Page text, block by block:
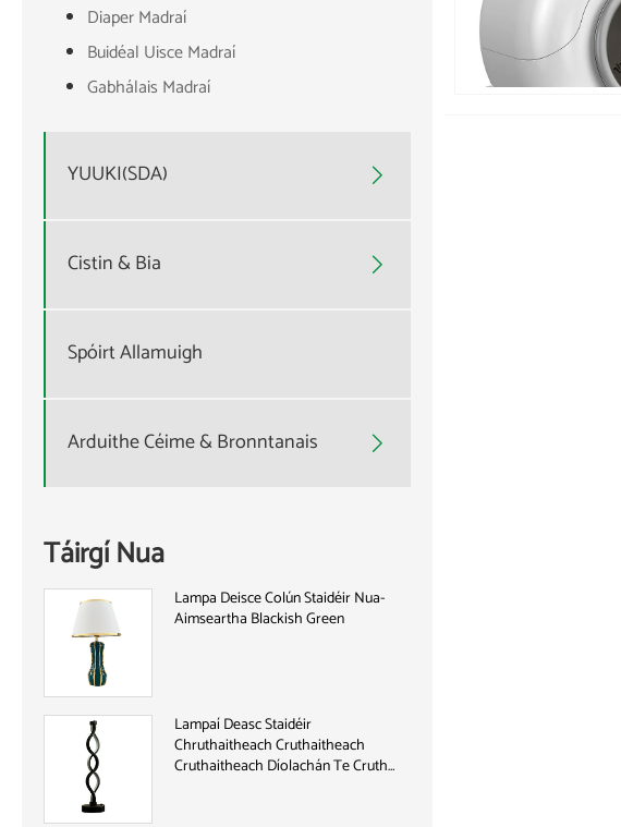
Diaper Madraí
Buidéal Uisce Madraí
Gabhálais Madraí
YUUKI(SDA) 
Cistin & Bia 
Spóirt Allamuigh
Arduithe Céime & Bronntanais 
Táirgí Nua
Lampa Deisce Colún Staidéir Nua-
Aimseartha Blackish Green
Lampaí Deasc Staidéir
Chruthaitheach Cruthaitheach
Cruthaitheach Díolachán Te Cruth